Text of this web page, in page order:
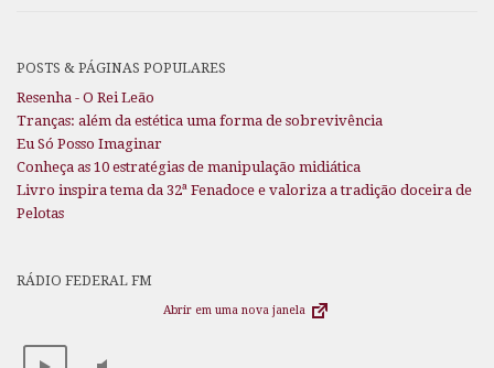
POSTS & PÁGINAS POPULARES
Resenha - O Rei Leão
Tranças: além da estética uma forma de sobrevivência
Eu Só Posso Imaginar
Conheça as 10 estratégias de manipulação midiática
Livro inspira tema da 32ª Fenadoce e valoriza a tradição doceira de
Pelotas
RÁDIO FEDERAL FM
Abrir em uma nova janela